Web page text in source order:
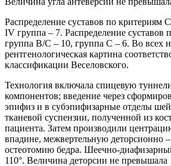
Распределение суставов по критериям
IV группа – 7. Распределение суставов
группа В/С – 10, группа С – 6. Во всех
рентгенологическая картина
классификации Веселовского.
Технология включала спицевую
компонентов; введение через
эпифиз и в субэпифизарные отделы
тканевой суспензии, полученной из
пациента. Затем производили
впадине, межвертельную деторсионно
остеотомию бедра. Шеечно-
110°. Величина деторсии не превышала